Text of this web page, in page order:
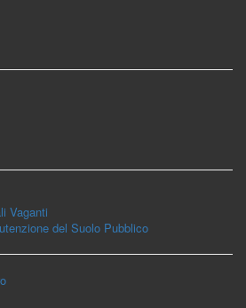
Vaganti
del Suolo Pubblico